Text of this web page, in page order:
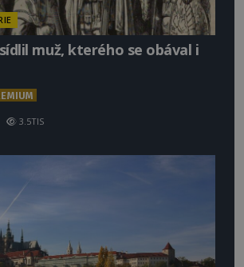
muž, kterého se obával i
3.5TIS